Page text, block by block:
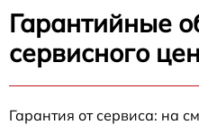
Гарантийные
сервисного
Гарантия от сервиса: на